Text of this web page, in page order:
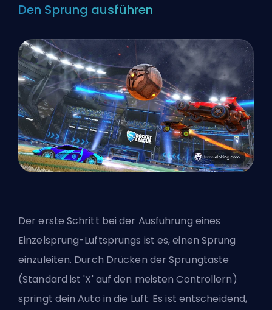
Den Sprung ausführen
Der erste Schritt bei der Ausführung eines
Einzelsprung-Luftsprungs ist es, einen Sprung
einzuleiten. Durch Drücken der Sprungtaste
(Standard ist 'X' auf den meisten Controllern)
springt dein Auto in die Luft. Es ist entscheidend,